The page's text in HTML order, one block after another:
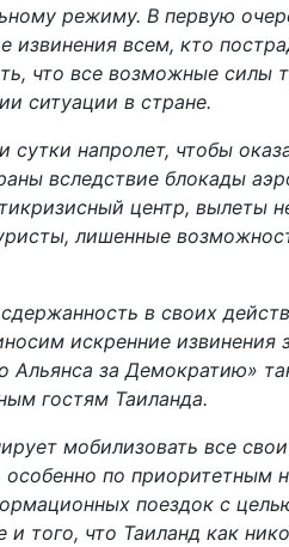
режиму. В первую
извинения всем, кто
что все возможные силы
ситуации в стране.
сутки напролет, чтобы
вследствие блокады
центр, вылеты
лишенные
в своих
искренние извинения
за Демократию»
гостям Таиланда.
мобилизовать все
по приоритетным
поездок с
того, что Таиланд как